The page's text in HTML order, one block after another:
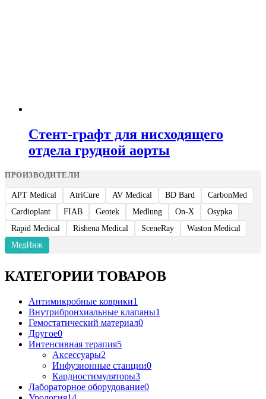
Стент-графт для нисходящего
отдела грудной аорты
ПРОИЗВОДИТЕЛИ
APT Medical AtriCure AV Medical BD Bard
CarbonMed
Cardioplant
FIAB Geotek Medlung On-X
Osypka
Rapid Medical
Rishena Medical SceneRay
Waston Medical
МедИнж
КАТЕГОРИИ ТОВАРОВ
Антимикробные коврики1
Внутрибронхиальные клапаны1
Гемостатический материал0
Другое0
Интенсивная терапия5
Аксессуары2
Инфузионные станции0
Кардиостимуляторы3
Лабораторное оборудование0